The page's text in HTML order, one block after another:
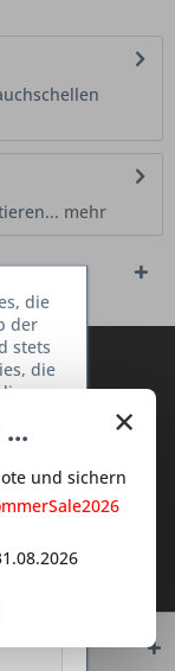
mehr
aus
×
und sichern
die
der
stets
die
mit